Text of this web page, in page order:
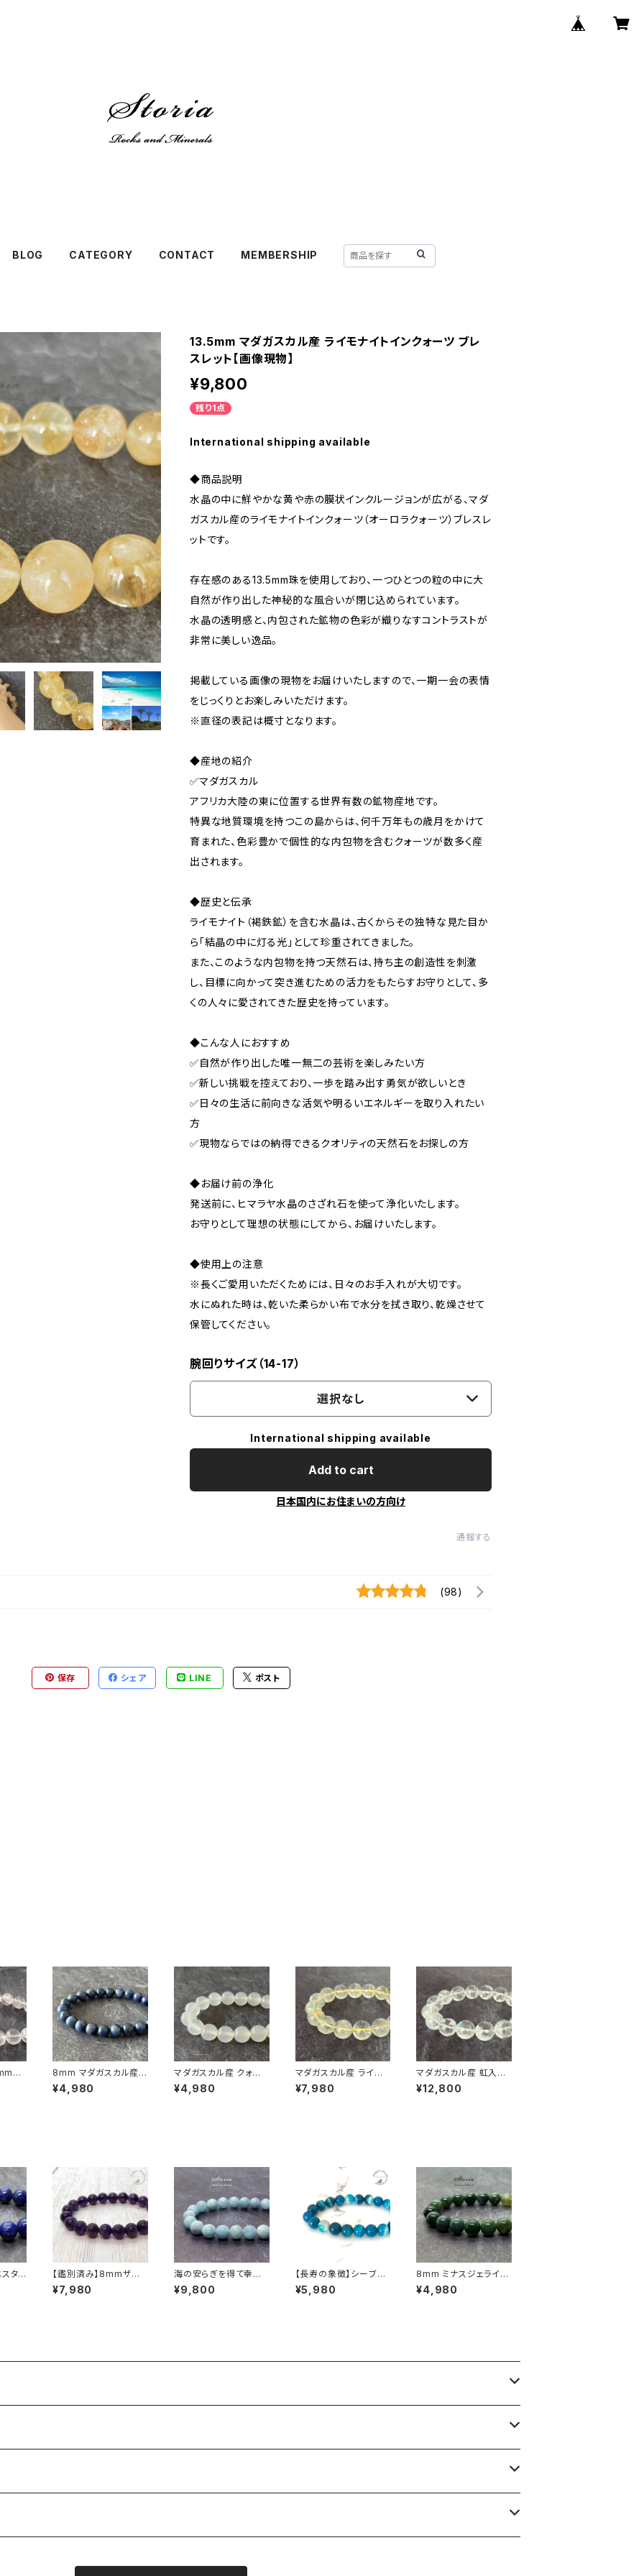
BLOG CATEGORY CONTACT MEMBERSHIP
13.5mm マダガスカル産 ライモナイトインクォーツ ブレ
スレット【画像現物】
¥9,800
残り1点
International shipping available
◆商品説明
水晶の中に鮮やかな黄や赤の膜状インクルージョンが広がる、マダ
ガスカル産のライモナイトインクォーツ（オーロラクォーツ）ブレスレ
ットです。
存在感のある13.5mm珠を使用しており、一つひとつの粒の中に大
自然が作り出した神秘的な風合いが閉じ込められています。
水晶の透明感と、内包された鉱物の色彩が織りなすコントラストが
非常に美しい逸品。
掲載している画像の現物をお届けいたしますので、一期一会の表情
をじっくりとお楽しみいただけます。
※直径の表記は概寸となります。
◆産地の紹介
✅マダガスカル
アフリカ大陸の東に位置する世界有数の鉱物産地です。
特異な地質環境を持つこの島からは、何千万年もの歳月をかけて
育まれた、色彩豊かで個性的な内包物を含むクォーツが数多く産
出されます。
◆歴史と伝承
ライモナイト（褐鉄鉱）を含む水晶は、古くからその独特な見た目か
ら「結晶の中に灯る光」として珍重されてきました。
また、このような内包物を持つ天然石は、持ち主の創造性を刺激
し、目標に向かって突き進むための活力をもたらすお守りとして、多
くの人々に愛されてきた歴史を持っています。
◆こんな人におすすめ
✅自然が作り出した唯一無二の芸術を楽しみたい方
✅新しい挑戦を控えており、一歩を踏み出す勇気が欲しいとき
✅日々の生活に前向きな活気や明るいエネルギーを取り入れたい
方
✅現物ならではの納得できるクオリティの天然石をお探しの方
◆お届け前の浄化
発送前に、ヒマラヤ水晶のさざれ石を使って浄化いたします。
お守りとして理想の状態にしてから、お届けいたします。
◆使用上の注意
※長くご愛用いただくためには、日々のお手入れが大切です。
水にぬれた時は、乾いた柔らかい布で水分を拭き取り、乾燥させて
保管してください。
腕回りサイズ（14-17）
選択なし
International shipping available
Add to cart
日本国内にお住まいの方向け
通報する
(98)
保存 シェア LINE ポスト
マ
8mm マダガスカル産
デュモルチェライト イン
クォーツ ブレスレット
¥4,980
マダガスカル産 クォー
ツァイト 10mm ブレス
レット
¥4,980
マダガスカル産 ライモ
ナイト共生 13.5mm ガ
ーデンクォーツ ブレス
¥7,980
マダガスカル産 虹入り
ホワイト 13mm ガーデ
ンクォーツ ブレスレット
¥12,800
タン
【鑑別済み】8mmザン
ビア産 天然アメジスト
ブレスレット
¥7,980
海の安らぎを得て幸福
に 8ｍｍ アクアマリン
（緑柱石）ブレスレット
¥9,800
【長寿の象徴】シーブル
ーアゲート（縞メノウ） 8
mm珠 ブレスレット
¥5,980
8mm ミナスジェライス
産モスアゲート（苔瑪
瑙）ブレスレット
¥4,980